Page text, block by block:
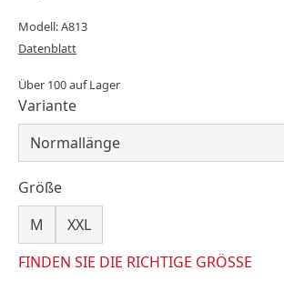
Modell: A813
Datenblatt
Über 100 auf Lager
Variante
Größe
M
XXL
FINDEN SIE DIE RICHTIGE GRÖSSE